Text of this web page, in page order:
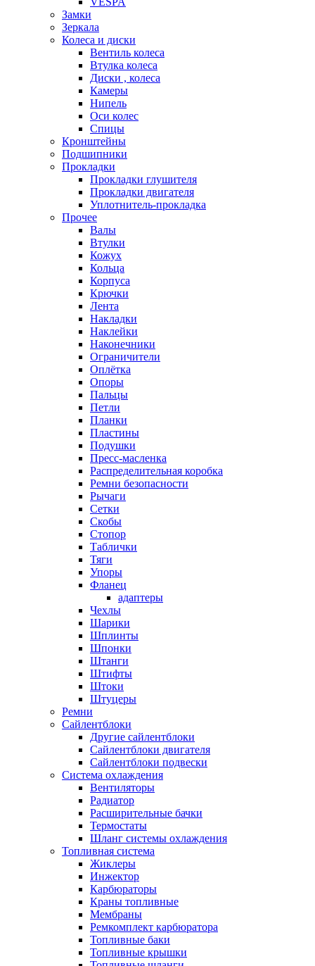
Замки
Зеркала
Колеса и диски
Вентиль колеса
Втулка колеса
Диски , колеса
Камеры
Нипель
Оси колес
Спицы
Кронштейны
Подшипники
Прокладки
Прокладки глушителя
Прокладки двигателя
Уплотнитель-прокладка
Прочее
Валы
Втулки
Кожух
Кольца
Корпуса
Крючки
Лента
Накладки
Наклейки
Наконечники
Ограничители
Оплётка
Опоры
Пальцы
Петли
Планки
Пластины
Подушки
Пресс-масленка
Распределительная коробка
Ремни безопасности
Рычаги
Сетки
Скобы
Стопор
Таблички
Тяги
Упоры
Фланец
адаптеры
Чехлы
Шарики
Шплинты
Шпонки
Штанги
Штифты
Штоки
Штуцеры
Ремни
Сайлентблоки
Другие сайлентблоки
Сайлентблоки двигателя
Сайлентблоки подвески
Система охлаждения
Вентиляторы
Радиатор
Расширительные бачки
Термостаты
Шланг системы охлаждения
Топливная система
Жиклеры
Инжектор
Карбюраторы
Краны топливные
Мембраны
Ремкомплект карбюратора
Топливные баки
Топливные крышки